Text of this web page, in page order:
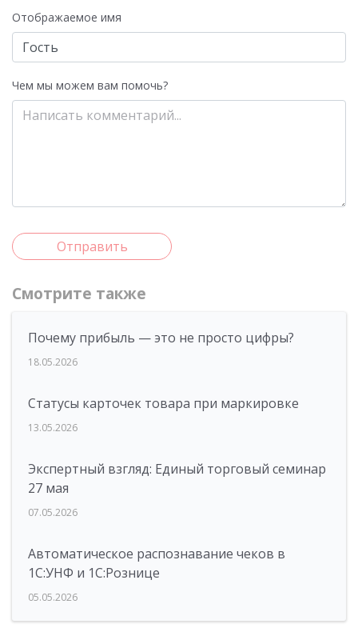
Отображаемое имя
Чем мы можем вам помочь?
Отправить
Смотрите также
Почему прибыль — это не просто цифры?
18.05.2026
Статусы карточек товара при маркировке
13.05.2026
Экспертный взгляд: Единый торговый семинар
27 мая
07.05.2026
Автоматическое распознавание чеков в
1С:УНФ и 1С:Рознице
05.05.2026